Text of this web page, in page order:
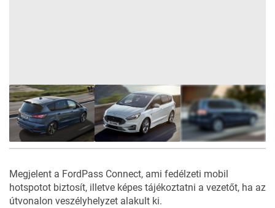
Megjelent a FordPass Connect, ami fedélzeti mobil
hotspotot biztosít, illetve képes tájékoztatni a vezetőt, ha az
útvonalon veszélyhelyzet alakult ki.